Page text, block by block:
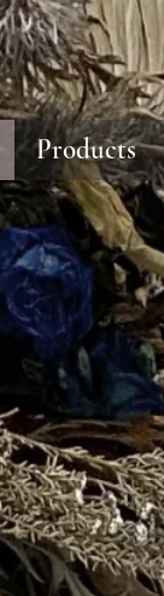
Products